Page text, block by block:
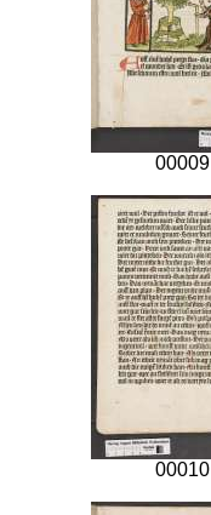
00009
00010